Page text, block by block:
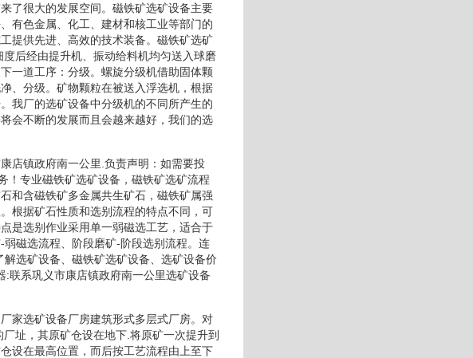
了很大的发展空间。磁铁矿选矿设备主要
有色金属、化工、建材和核工业等部门的
提供先进、高效的技术装备。磁铁矿选矿
后经由提升机、振动给料机均匀送入球磨
一道工序：分级。螺旋分级机借助固体颗
、分级。矿物颗粒在被送入浮选机，根据
我厂的选矿设备中分级机的不同所产生的
会不断的发展而且会越来越好，我们的选
店镇政府南一公里.负责声明：如需要投
！专业磁铁矿选矿设备，磁铁矿选矿流程
和含磁铁矿多金属共生矿石，磁铁矿属强
根据矿石性质和选别流程的特点不同，可
是选别作业采用单一弱磁选工艺，适合于
磁选流程、阶段磨矿-阶段选别流程。连
选矿设备、磁铁矿选矿设备、选矿设备价
联系巩义市康店镇政府南一公里选矿设备
家选矿设备厂房建筑形式多层式厂房。对
址，其原矿仓设在地下.将原矿一次提升到
设在最高位置，而后按工艺流程由上至下